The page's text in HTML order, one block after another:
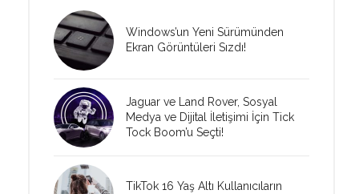
Windows’un Yeni Sürümünden
Ekran Görüntüleri Sızdı!
Jaguar ve Land Rover, Sosyal
Medya ve Dijital İletişimi İçin Tick
Tock Boom’u Seçti!
TikTok 16 Yaş Altı Kullanıcıların